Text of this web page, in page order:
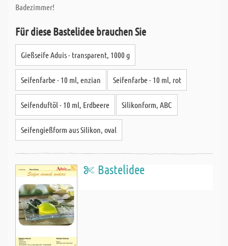
Badezimmer!
Für diese Bastelidee brauchen Sie
Gießseife Aduis - transparent, 1000 g
Seifenfarbe - 10 ml, enzian Seifenfarbe - 10 ml, rot
Seifenduftöl - 10 ml, Erdbeere Silikonform, ABC
Seifengießform aus Silikon, oval
Bastelidee